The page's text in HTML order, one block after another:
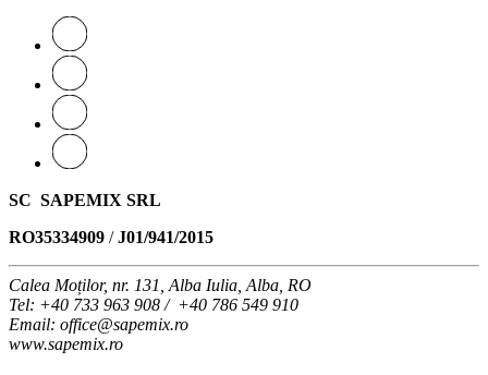
SC SAPEMIX SRL
RO35334909 /J01/941/2015
Calea Moților, nr. 131, Alba Iulia, Alba, RO
Tel: +40 733 963 908 / +40 786 549 910
Email: office@sapemix.ro
www.sapemix.ro